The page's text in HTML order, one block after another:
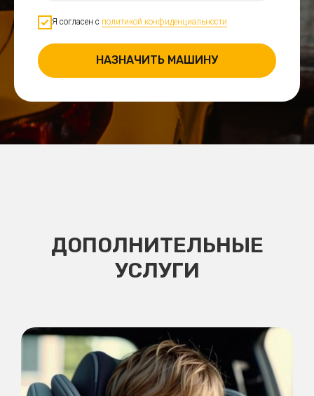
Я согласен с политикой конфиденциальности
НАЗНАЧИТЬ МАШИНУ
ДОПОЛНИТЕЛЬНЫЕ
УСЛУГИ